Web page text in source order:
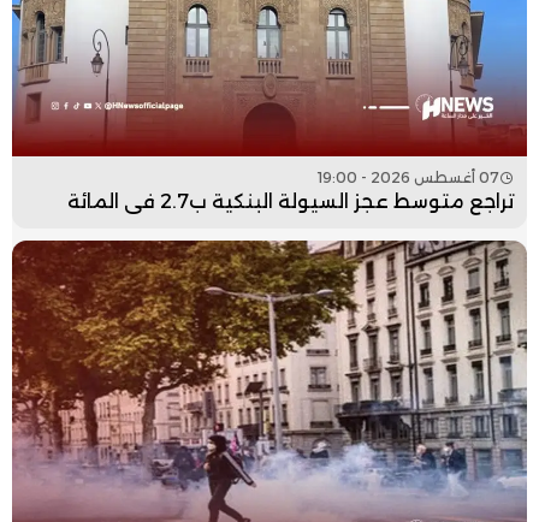
07 أغسطس 2026 - 19:00
تراجع متوسط عجز السيولة البنكية ب2.7 في المائة